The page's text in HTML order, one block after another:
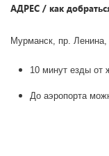
АДРЕС / как
Мурманск, пр.
10 минут езды от
До аэропорта